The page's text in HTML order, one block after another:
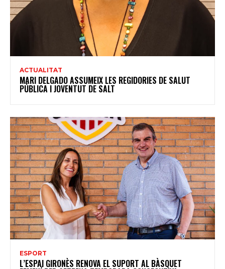
ACTUALITAT
MARI DELGADO ASSUMEIX LES REGIDORIES DE SALUT
PÚBLICA I JOVENTUT DE SALT
ESPORT
L’ESPAI GIRONÈS RENOVA EL SUPORT AL BÀSQUET